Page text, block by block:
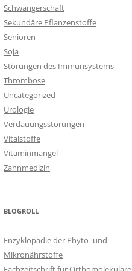
Schwangerschaft
Sekundäre Pflanzenstoffe
Senioren
Soja
Störungen des Immunsystems
Thrombose
Uncategorized
Urologie
Verdauungsstörungen
Vitalstoffe
Vitaminmangel
Zahnmedizin
BLOGROLL
Enzyklopädie der Phyto- und
Mikronährstoffe